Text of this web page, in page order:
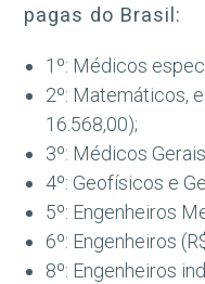
pagas do Brasil:
1º: Médicos
2º: Matemáticos,
16.568,00);
3º: Médicos
4º: Geofísicos e
5º: Engenheiros
6º: Engenheiros
8º: Engenheiros